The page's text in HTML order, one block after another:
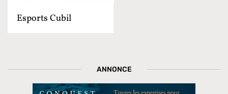
Esports Cubil
ANNONCE